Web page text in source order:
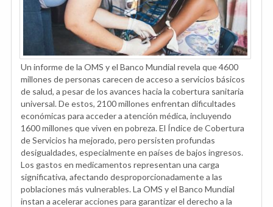
Un informe de la OMS y el Banco Mundial revela que 4600
millones de personas carecen de acceso a servicios básicos
de salud, a pesar de los avances hacia la cobertura sanitaria
universal. De estos, 2100 millones enfrentan dificultades
económicas para acceder a atención médica, incluyendo
1600 millones que viven en pobreza. El Índice de Cobertura
de Servicios ha mejorado, pero persisten profundas
desigualdades, especialmente en países de bajos ingresos.
Los gastos en medicamentos representan una carga
significativa, afectando desproporcionadamente a las
poblaciones más vulnerables. La OMS y el Banco Mundial
instan a acelerar acciones para garantizar el derecho a la